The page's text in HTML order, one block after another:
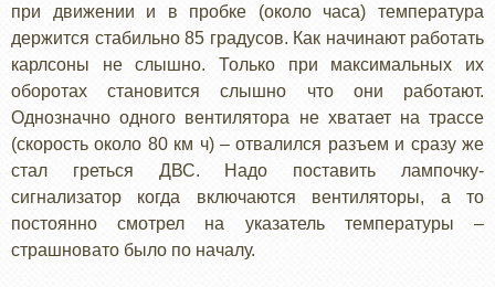
при движении и в пробке (около часа) температура
держится стабильно 85 градусов. Как начинают работать
карлсоны не слышно. Только при максимальных их
оборотах становится слышно что они работают.
Однозначно одного вентилятора не хватает на трассе
(скорость около 80 км ч) – отвалился разъем и сразу же
стал греться ДВС. Надо поставить лампочку-
сигнализатор когда включаются вентиляторы, а то
постоянно смотрел на указатель температуры –
страшновато было по началу.